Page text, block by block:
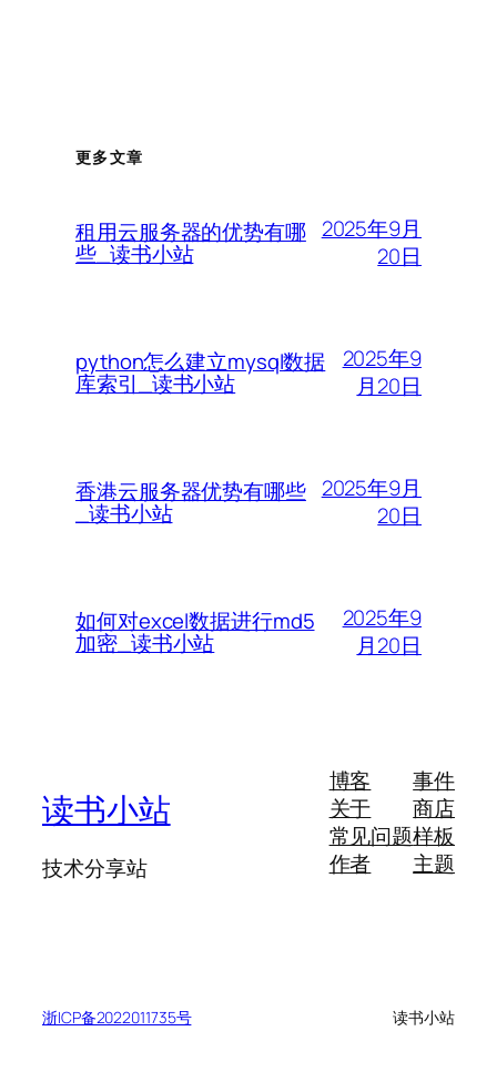
更多文章
租用云服务器的优势有哪
些_读书小站
2025年9月
20日
python怎么建立mysql数据
库索引_读书小站
2025年9
月20日
香港云服务器优势有哪些
_读书小站
2025年9月
20日
如何对excel数据进行md5
加密_读书小站
2025年9
月20日
读书小站
技术分享站
博客
关于
常见问题
作者
事件
商店
样板
主题
浙ICP备2022011735号 读书小站